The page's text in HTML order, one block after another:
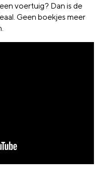
voertuig? Dan is de
Geen boekjes meer